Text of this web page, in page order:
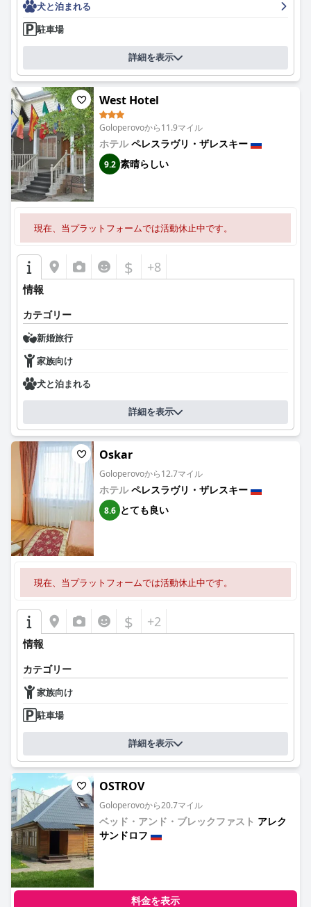
犬と泊まれる
駐車場
詳細を表示
West Hotel
Goloperovoから11.9マイル
ホテルペレスラヴリ・ザレスキー
9.2 素晴らしい
現在、当プラットフォームでは活動休止中です。
$ +8
情報
カテゴリー
新婚旅行
家族向け
犬と泊まれる
詳細を表示
Oskar
Goloperovoから12.7マイル
ホテルペレスラヴリ・ザレスキー
8.6 とても良い
現在、当プラットフォームでは活動休止中です。
$ +2
情報
カテゴリー
家族向け
駐車場
詳細を表示
OSTROV
Goloperovoから20.7マイル
ベッド・アンド・ブレックファスト アレク
サンドロフ
料金を表示